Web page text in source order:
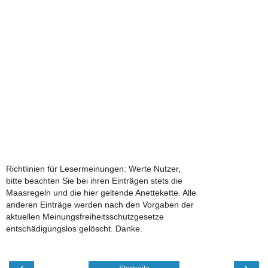
Richtlinien für Lesermeinungen: Werte Nutzer,
bitte beachten Sie bei ihren Einträgen stets die
Maasregeln und die hier geltende Anettekette. Alle
anderen Einträge werden nach den Vorgaben der
aktuellen Meinungsfreiheitsschutzgesetze
entschädigungslos gelöscht. Danke.